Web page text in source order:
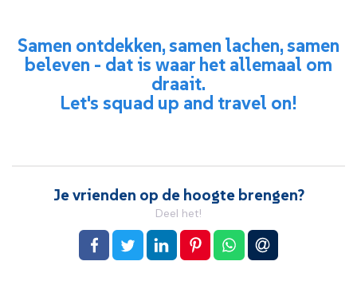
Samen ontdekken, samen lachen, samen
beleven - dat is waar het allemaal om
draait.
Let's squad up and travel on!
Je vrienden op de hoogte brengen?
Deel het!
op Facebookop Twitterop LinkedInop Pinterestop WhatsApp